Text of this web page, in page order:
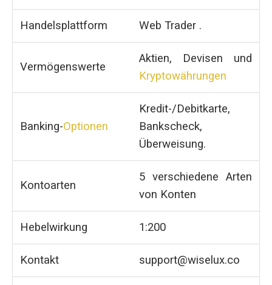
Handelsplattform Web Trader .
Vermögenswerte
Aktien, Devisen und
Kryptowährungen
Banking-Optionen
Kredit-/Debitkarte,
Bankscheck,
Überweisung.
Kontoarten
5 verschiedene Arten
von Konten
Hebelwirkung 1:200
Kontakt support@wiselux.co